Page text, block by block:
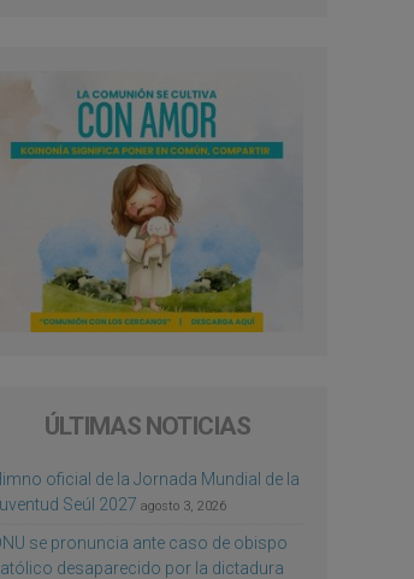
ÚLTIMAS NOTICIAS
oficial de la Jornada Mundial de la
Seúl 2027 agosto 3, 2026
se pronuncia ante caso de obispo
desaparecido por la dictadura